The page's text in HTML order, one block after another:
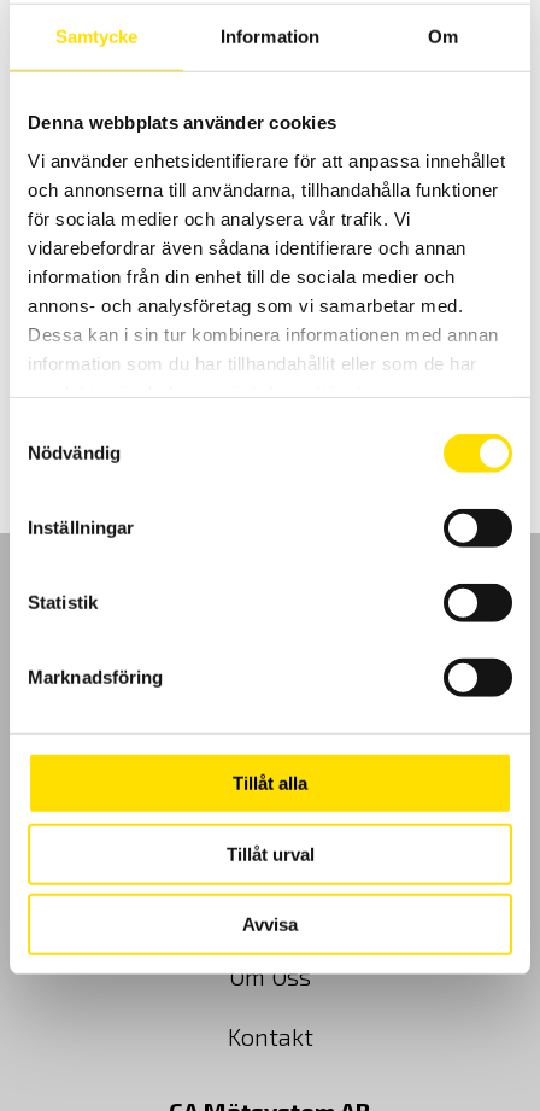
Samtycke Information Om
Denna webbplats använder cookies
Vi använder enhetsidentifierare för att anpassa innehållet
och annonserna till användarna, tillhandahålla funktioner
för sociala medier och analysera vår trafik. Vi
vidarebefordrar även sådana identifierare och annan
information från din enhet till de sociala medier och
annons- och analysföretag som vi samarbetar med.
Dessa kan i sin tur kombinera informationen med annan
information som du har tillhandahållit eller som de har
Nödvändig
Inställningar
Statistik
Marknadsföring
Tillåt alla
Tillåt urval
Avvisa
130,900.00kr LÄS MER
CA6240 & CA6255 µ-ohm mätare
Noggranna µ-ohm mätare för fält- och industribruk med upp till 0,1
µΩ upplösning och 10A kontinuerlig ström. CA6255 har även
temperaturkompensering med yttre temperaturgivare som
tillbehör.
Köpvillkor
Cookies
Klagomål
Kundundersökning
Om Oss
Kontakt